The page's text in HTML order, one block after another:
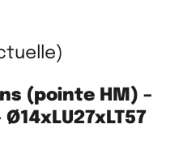
(pointe HM) –